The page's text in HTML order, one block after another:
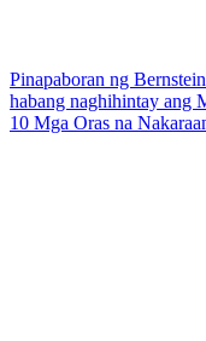
Pinapaboran ng
habang naghihintay ang
10 Mga Oras na